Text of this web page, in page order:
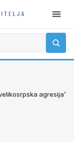
agresija’